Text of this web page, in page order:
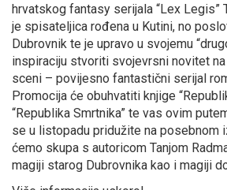
hrvatskog fantasy serijala “Lex Legis”
je spisateljica rođena u Kutini, no
Dubrovnik te je upravo u svojemu
inspiraciju stvoriti svojevrsni novitet
sceni – povijesno fantastični serijal
Promocija će obuhvatiti knjige
“Republika Smrtnika” te vas ovim
se u listopadu pridužite na posebnom
ćemo skupa s autoricom Tanjom
magiji starog Dubrovnika kao i magiji